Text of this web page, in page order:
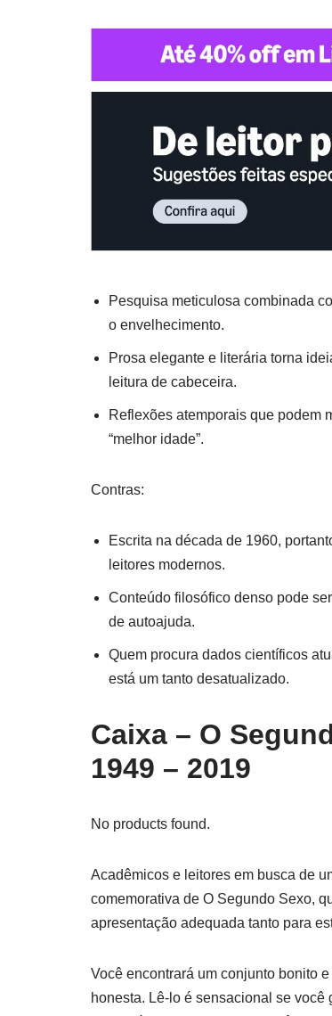
Pesquisa meticulosa combinada
o envelhecimento.
Prosa elegante e literária torna
leitura de cabeceira.
Reflexões atemporais que podem
“melhor idade”.
Contras:
Escrita na década de 1960,
leitores modernos.
Conteúdo filosófico denso pode
de autoajuda.
Quem procura dados científicos
está um tanto desatualizado.
Caixa – O
1949 – 2019
No products found.
Acadêmicos e leitores em busca de
comemorativa de O Segundo Sexo,
apresentação adequada tanto para
Você encontrará um conjunto bonito
honesta. Lê-lo é sensacional se